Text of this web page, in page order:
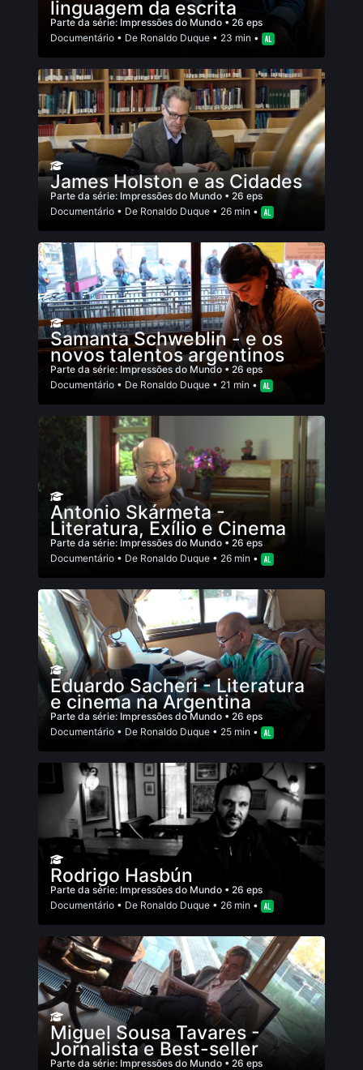
linguagem da escrita
Parte da série: Impressões do Mundo • 26 eps
Documentário • De Ronaldo Duque • 23 min •
James Holston e as Cidades
Parte da série: Impressões do Mundo • 26 eps
Documentário • De Ronaldo Duque • 26 min •
Samanta Schweblin - e os
novos talentos argentinos
Parte da série: Impressões do Mundo • 26 eps
Documentário • De Ronaldo Duque • 21 min •
Antonio Skármeta -
Literatura, Exílio e Cinema
Parte da série: Impressões do Mundo • 26 eps
Documentário • De Ronaldo Duque • 26 min •
Eduardo Sacheri - Literatura
e cinema na Argentina
Parte da série: Impressões do Mundo • 26 eps
Documentário • De Ronaldo Duque • 25 min •
Rodrigo Hasbún
Parte da série: Impressões do Mundo • 26 eps
Documentário • De Ronaldo Duque • 26 min •
Miguel Sousa Tavares -
Jornalista e Best-seller
Parte da série: Impressões do Mundo • 26 eps